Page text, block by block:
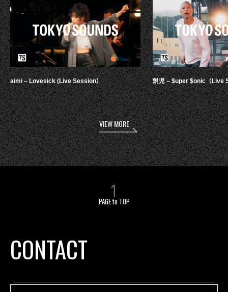
aimi – Lovesick (Live Session） 鋭児 – $uper $onic（Live
VIEW MORE
PAGE to TOP
CONTACT